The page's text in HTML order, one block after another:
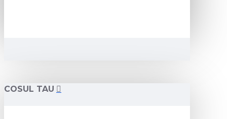
COSUL TAU